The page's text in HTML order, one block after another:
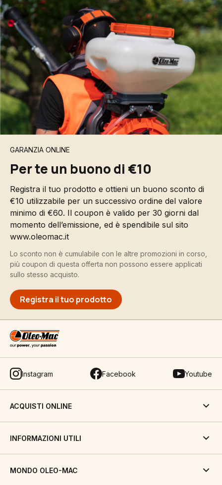
GARANZIA ONLINE
Per te un buono di €10
Registra il tuo prodotto e ottieni un buono sconto di
€10 utilizzabile per un successivo ordine del valore
minimo di €60. Il coupon è valido per 30 giorni dal
momento dell’emissione, ed è spendibile sul sito
www.oleomac.it
Lo sconto non è cumulabile con le altre promozioni in corso,
più coupon di questa offerta non possono essere applicati
sullo stesso acquisto.
Registra il tuo prodotto
Instagram Facebook Youtube
ACQUISTI ONLINE
INFORMAZIONI UTILI
MONDO OLEO-MAC